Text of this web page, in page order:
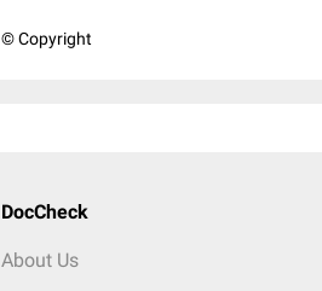
© Copyright
DocCheck
About Us